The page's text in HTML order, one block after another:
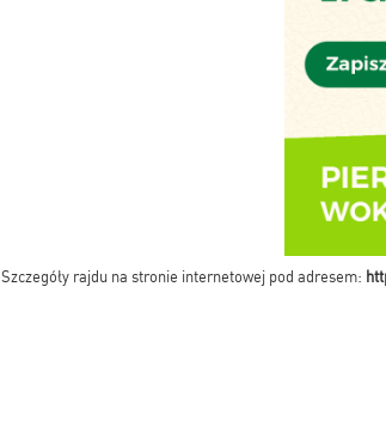
Szczegóły rajdu na stronie internetowej pod adresem: